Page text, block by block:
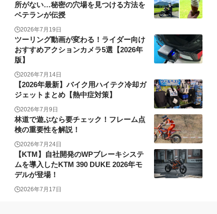
所がない…秘密の穴場を見つける方法を
ベテランが伝授
2026年7月19日
ツーリング動画が変わる！ライダー向け
おすすめアクションカメラ5選【2026年
版】
2026年7月14日
【2026年最新】バイク用ハイテク冷却ガ
ジェットまとめ【熱中症対策】
2026年7月9日
林道で遊ぶなら要チェック！フレーム点
検の重要性を解説！
2026年7月24日
【KTM】自社開発のWPブレーキシステ
ムを導入したKTM 390 DUKE 2026年モ
デルが登場！
2026年7月17日